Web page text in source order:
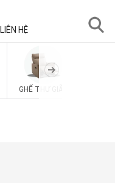
LIÊN HỆ
GHẾ THƯ GIÃN